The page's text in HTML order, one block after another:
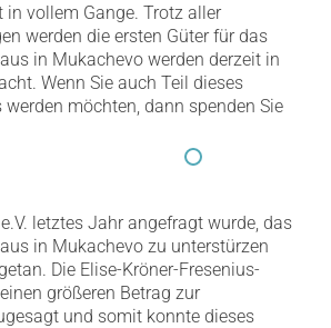
in vollem Gange. Trotz aller
werden die ersten Güter für das
in Mukachevo werden derzeit in
Wenn Sie auch Teil dieses
werden möchten, dann spenden Sie
letztes Jahr angefragt wurde, das
in Mukachevo zu unterstürzen
Die Elise-Kröner-Fresenius-
größeren Betrag zur
und somit konnte dieses